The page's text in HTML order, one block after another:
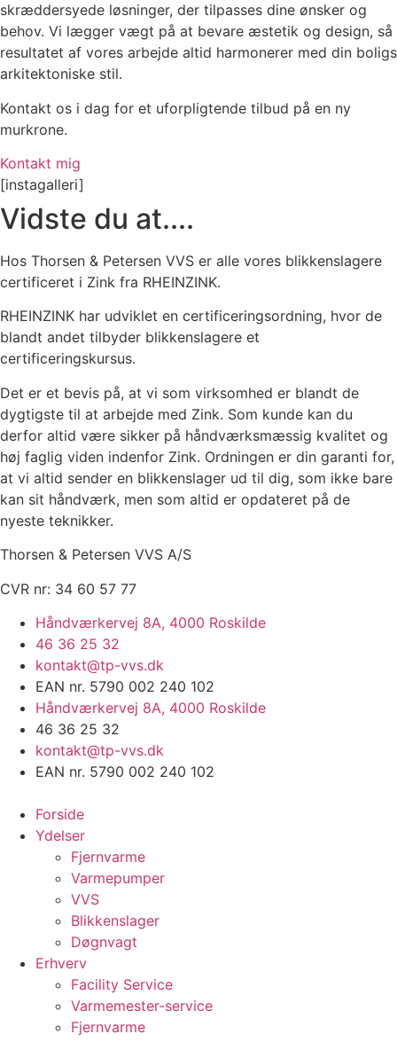
skræddersyede løsninger, der tilpasses dine ønsker og
behov. Vi lægger vægt på at bevare æstetik og design, så
resultatet af vores arbejde altid harmonerer med din boligs
arkitektoniske stil.
Kontakt os i dag for et uforpligtende tilbud på en ny
murkrone.
Kontakt mig
[instagalleri]
Vidste du at....
Hos Thorsen & Petersen VVS er alle vores blikkenslagere
certificeret i Zink fra RHEINZINK.
RHEINZINK har udviklet en certificeringsordning, hvor de
blandt andet tilbyder blikkenslagere et
certificeringskursus.
Det er et bevis på, at vi som virksomhed er blandt de
dygtigste til at arbejde med Zink. Som kunde kan du
derfor altid være sikker på håndværksmæssig kvalitet og
høj faglig viden indenfor Zink. Ordningen er din garanti for,
at vi altid sender en blikkenslager ud til dig, som ikke bare
kan sit håndværk, men som altid er opdateret på de
nyeste teknikker.
Thorsen & Petersen VVS A/S
CVR nr: 34 60 57 77
Håndværkervej 8A, 4000 Roskilde
46 36 25 32
kontakt@tp-vvs.dk
EAN nr. 5790 002 240 102
Håndværkervej 8A, 4000 Roskilde
46 36 25 32
kontakt@tp-vvs.dk
EAN nr. 5790 002 240 102
Forside
Ydelser
Fjernvarme
Varmepumper
VVS
Blikkenslager
Døgnvagt
Erhverv
Facility Service
Varmemester-service
Fjernvarme